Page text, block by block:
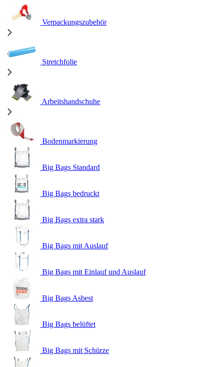
Verpackungszubehör
Stretchfolie
Arbeitshandschuhe
Bodenmarkierung
Big Bags Standard
Big Bags bedruckt
Big Bags extra stark
Big Bags mit Auslauf
Big Bags mit Einlauf und Auslauf
Big Bags Asbest
Big Bags belüftet
Big Bags mit Schürze